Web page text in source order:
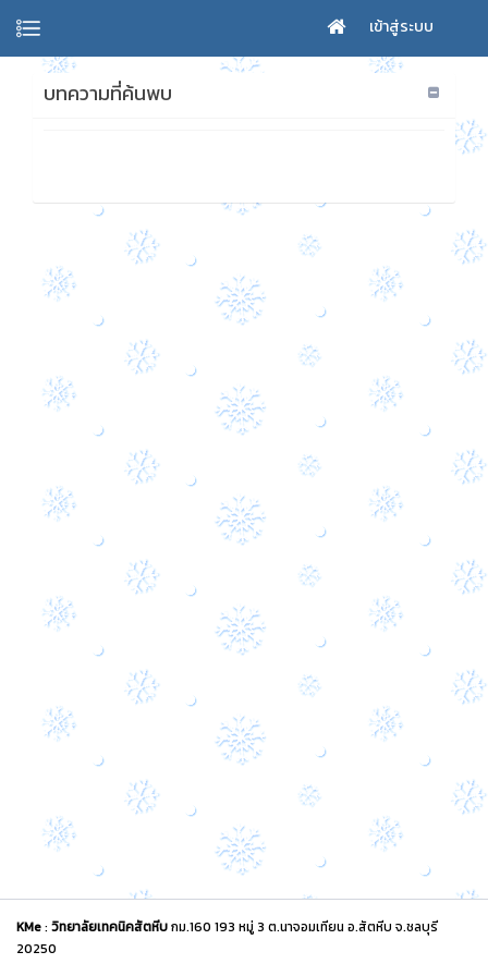
เข้าสู่ระบบ
บทความที่ค้นพบ
KMe: วิทยาลัยเทคนิคสัตหีบกม.160 193 หมู่ 3 ต.นาจอมเทียน อ.สัตหีบ จ.ชลบุรี
20250